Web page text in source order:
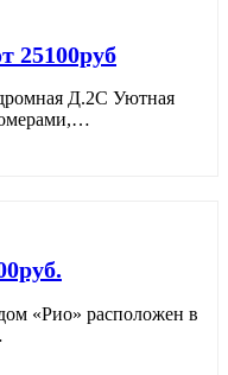
25100руб
Д.2С Уютная
…
«Рио» расположен в